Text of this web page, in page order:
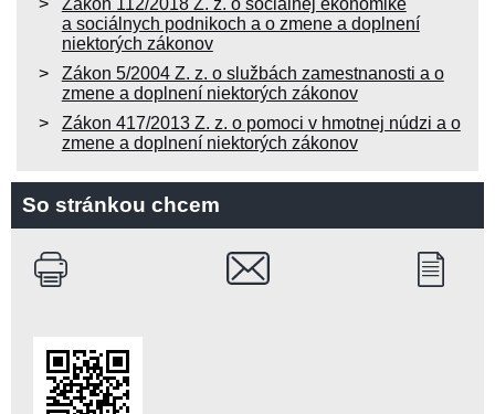
Zákon 112/2018 Z. z. o sociálnej ekonomike
a sociálnych podnikoch a o zmene a doplnení
niektorých zákonov
Zákon 5/2004 Z. z. o službách zamestnanosti a o
zmene a doplnení niektorých zákonov
Zákon 417/2013 Z. z. o pomoci v hmotnej núdzi a o
zmene a doplnení niektorých zákonov
So stránkou chcem